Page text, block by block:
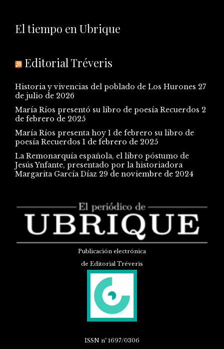
El tiempo en Ubrique
Editorial Tréveris
Historia y vivencias del poblado de Los Hurones 27
de julio de 2026
María Ríos presentó su libro de poesía Recuerdos 2
de febrero de 2025
María Ríos presenta hoy 1 de febrero su libro de
poesía Recuerdos 1 de febrero de 2025
La Remonarquía española, el libro póstumo de
Jesús Ynfante, presentado por la historiadora
Margarita García Díaz 29 de noviembre de 2024
Publicación electrónica
de Editorial Tréveris
ISSN nº 1697/0306